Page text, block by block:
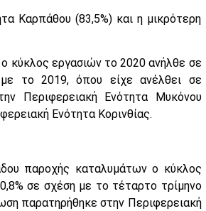
Καρπάθου (83,5%) και η μικρότερη
κύκλος εργασιών το 2020 ανήλθε σε
το 2019, όπου είχε ανέλθει σε
Περιφερειακή Ενότητα Μυκόνου
Ενότητα Κορινθίας.
παροχής καταλυμάτων ο κύκλος
σε σχέση με το τέταρτο τρίμηνο
παρατηρήθηκε στην Περιφερειακή